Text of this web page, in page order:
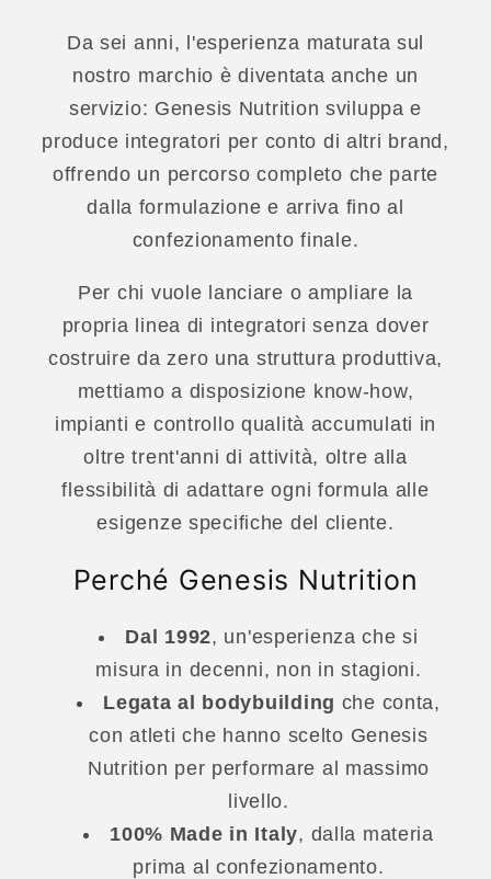
Da sei anni, l'esperienza maturata sul
nostro marchio è diventata anche un
servizio: Genesis Nutrition sviluppa e
produce integratori per conto di altri brand,
offrendo un percorso completo che parte
dalla formulazione e arriva fino al
confezionamento finale.
Per chi vuole lanciare o ampliare la
propria linea di integratori senza dover
costruire da zero una struttura produttiva,
mettiamo a disposizione know-how,
impianti e controllo qualità accumulati in
oltre trent'anni di attività, oltre alla
flessibilità di adattare ogni formula alle
esigenze specifiche del cliente.
Perché Genesis Nutrition
Dal 1992, un'esperienza che si
misura in decenni, non in stagioni.
Legata al bodybuilding che conta,
con atleti che hanno scelto Genesis
Nutrition per performare al massimo
livello.
100% Made in Italy, dalla materia
prima al confezionamento.